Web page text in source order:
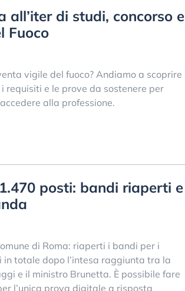
all’iter di studi, concorso e
Fuoco
vigile del fuoco? Andiamo a scoprire
requisiti e le prove da sostenere per
alla professione.
posti: bandi riaperti e
di Roma: riaperti i bandi per i
in totale dopo l’intesa raggiunta tra la
e il ministro Brunetta. È possibile fare
l’unica prova digitale a risposta